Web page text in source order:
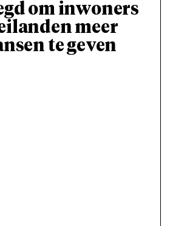
om inwoners
meer
te geven